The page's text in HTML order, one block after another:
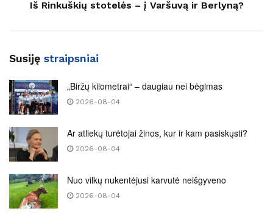
Iš Rinkuškių stotelės – į Varšuvą ir Berlyną?
Susiję straipsniai
„Biržų kilometrai“ – daugiau nei bėgimas
2026-08-04
Ar atliekų turėtojai žinos, kur ir kam pasiskųsti?
2026-08-04
Nuo vilkų nukentėjusi karvutė neišgyveno
2026-08-04